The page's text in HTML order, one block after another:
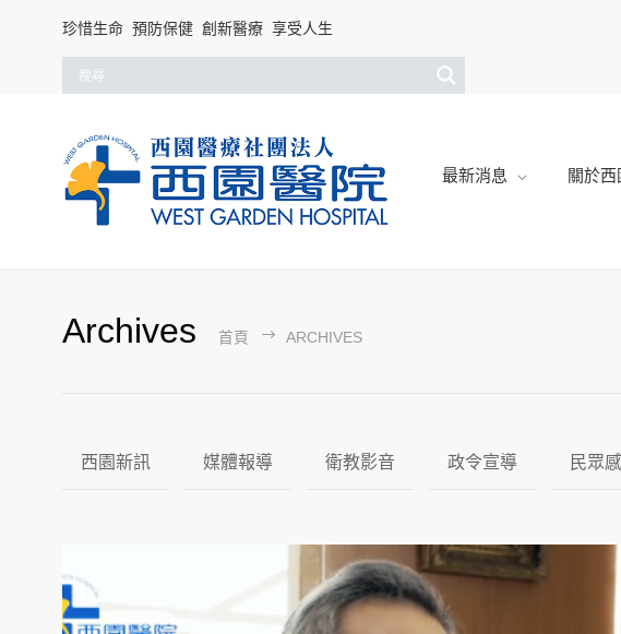
珍惜生命 預防保健 創新醫療 享受人生
最新消息 關於西
Archives 首頁 ARCHIVES
西園新訊 媒體報導 衛教影音 政令宣導 民眾